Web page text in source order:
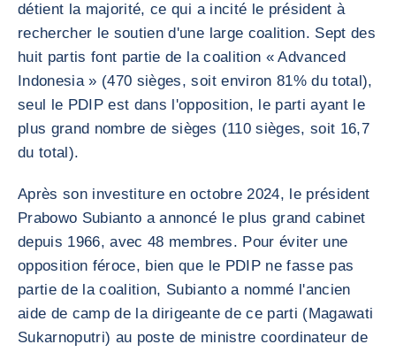
détient la majorité, ce qui a incité le président à
rechercher le soutien d'une large coalition. Sept des
huit partis font partie de la coalition « Advanced
Indonesia » (470 sièges, soit environ 81% du total),
seul le PDIP est dans l'opposition, le parti ayant le
plus grand nombre de sièges (110 sièges, soit 16,7
du total).
Après son investiture en octobre 2024, le président
Prabowo Subianto a annoncé le plus grand cabinet
depuis 1966, avec 48 membres. Pour éviter une
opposition féroce, bien que le PDIP ne fasse pas
partie de la coalition, Subianto a nommé l'ancien
aide de camp de la dirigeante de ce parti (Magawati
Sukarnoputri) au poste de ministre coordinateur de